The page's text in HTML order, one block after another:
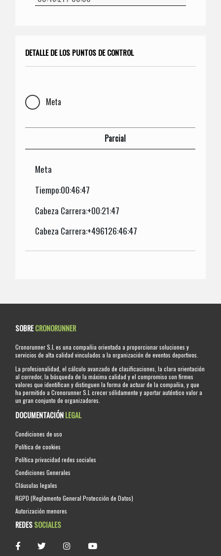
DETALLE DE LOS PUNTOS DE CONTROL
Meta
Parcial
Meta
Tiempo:00:46:47
Cabeza Carrera:+00:21:47
Cabeza Carrera:+496126:46:47
SOBRECRONORUNNER
Cronorunner S.L es una compañia orientada a proporcionar soluciones y
servicios de alta calidad vinculados a la organización de eventos deportivos.
La profesionalidad, el cálculo avanzado de clasificaciones, la clara orientación
al corredor, la búsqueda de la máxima calidad y el compromiso son firmes
valores que identifican y distinguen la forma de actuar de la compañia, y que
ha permitido a Cronorunner S.L crecer sólidamente y aportar auténtico valor a
un gran conjunto de organizadores.
DOCUMENTACIÓNLEGAL
Condiciones de uso
Política de cookies
Política privacidad redes sociales
Condiciones Generales
Cláusulas legales
RGPD (Reglamento General Protección de Datos)
Autorización menores
REDESSOCIALES